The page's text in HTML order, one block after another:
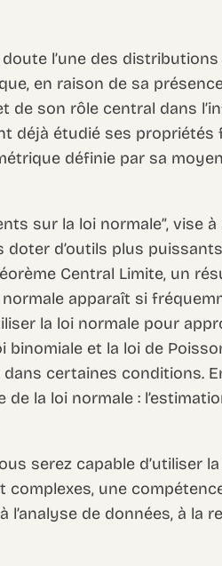
l’une des
en raison de sa
de son rôle central dans
déjà étudié ses propriétés
définie par sa
sur la loi normale”, vise
doter d’outils plus
Central Limite, un
apparaît si
la loi normale pour
binomiale et la loi de
certaines conditions.
de la loi normale :
serez capable d’utiliser
complexes, une
l’analyse de données, à la